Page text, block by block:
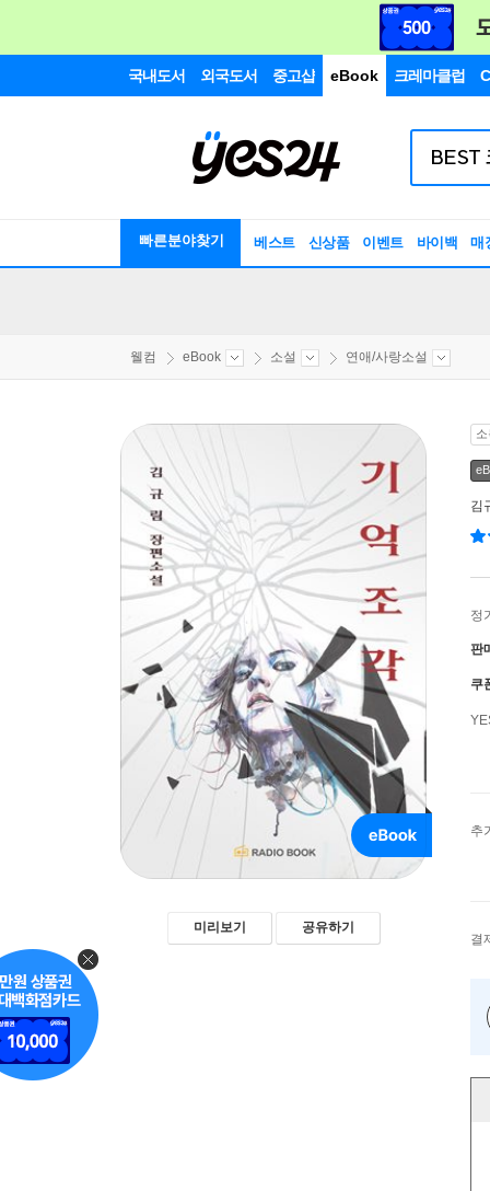
국내도서 외국도서 중고샵 eBook 크레마클럽
빠른분야찾기 베스트 신상품 이벤트 바이백 매
웰컴 eBook 소설 연애/사랑소설
미리보기 공유하기
김
정
판
쿠
추
결